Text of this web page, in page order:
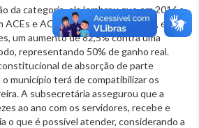
da categoria, ela lembrou que em 2016 a
e ACSs era de R$ 81 milhões, e em
um aumento de 82,5% contra uma
representando 50% de ganho real.
de absorção de parte
município terá de compatibilizar os
A subsecretária assegurou que a
ao ano com os servidores, recebe e
o que é possível atender, considerando a